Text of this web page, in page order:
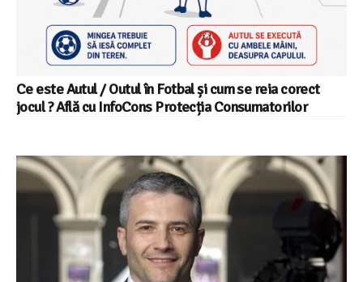
Ce este Autul / Outul în Fotbal și cum se reia corect
jocul ? Află cu InfoCons Protecția Consumatorilor